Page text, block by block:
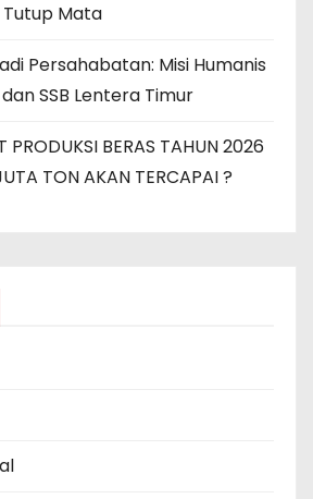
Tutup Mata
Persahabatan: Misi Humanis
SSB Lentera Timur
PRODUKSI BERAS TAHUN 2026
TON AKAN TERCAPAI ?